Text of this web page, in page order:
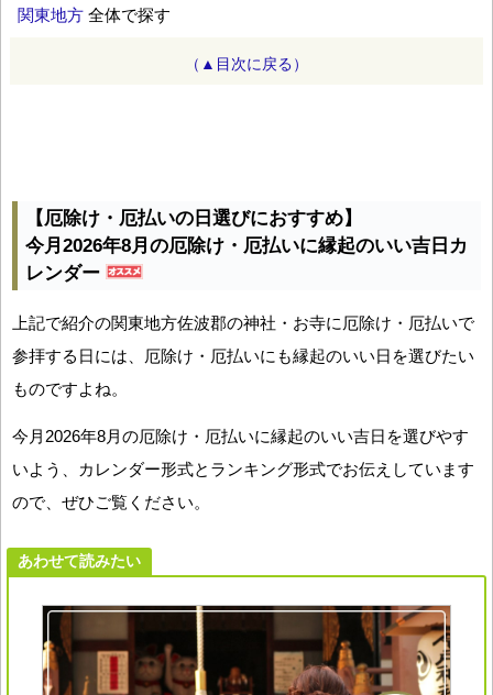
関東地方 全体で探す
（▲目次に戻る）
【厄除け・厄払いの日選びにおすすめ】
今月2026年8月の厄除け・厄払いに縁起のいい吉日カ
レンダー
上記で紹介の関東地方佐波郡の神社・お寺に厄除け・厄払いで
参拝する日には、厄除け・厄払いにも縁起のいい日を選びたい
ものですよね。
今月2026年8月の厄除け・厄払いに縁起のいい吉日を選びやす
いよう、カレンダー形式とランキング形式でお伝えしています
ので、ぜひご覧ください。
あわせて読みたい